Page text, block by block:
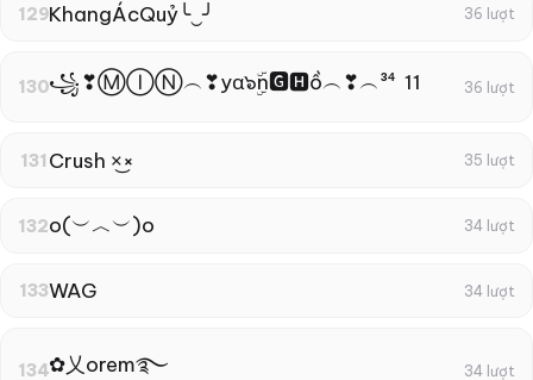
129KhangÁcQuỷ╰‿╯ 36 lượt
130 ꧁❣ⓂⒾⓃ︵❣yα๖ۣۜn🅶🅷ồ︵❣︵³⁴ 11 36 lượt
131 Crush ×͜× 35 lượt
132o(︶︿︶)o 34 lượt
133WAG 34 lượt
134✿乂orem࿐⁩ 34 lượt